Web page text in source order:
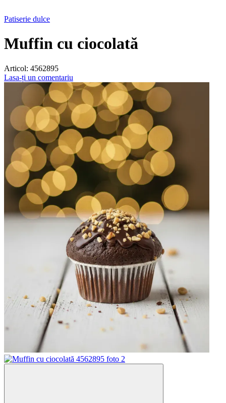
Patiserie dulce
Muffin cu ciocolată
Articol: 4562895
Lasa-ți un comentariu